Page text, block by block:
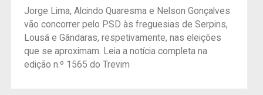
Jorge Lima, Alcindo Quaresma e Nelson Gonçalves
vão concorrer pelo PSD às freguesias de Serpins,
Lousã e Gândaras, respetivamente, nas eleições
que se aproximam. Leia a notícia completa na
edição n.º 1565 do Trevim